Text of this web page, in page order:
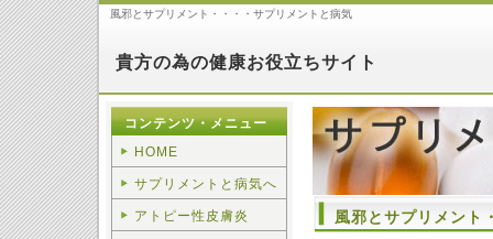
風邪とサプリメント・・・・サプリメントと病気
貴方の為の健康お役立ちサイト
風邪とサプリメント
コンテンツ・メニュー
HOME
サプリメントと病気へ
アトピー性皮膚炎